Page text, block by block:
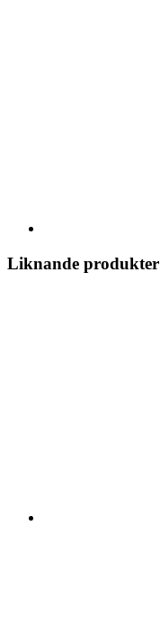
Liknande produkter